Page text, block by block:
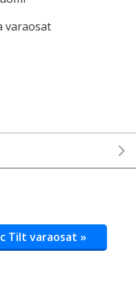
varaosat
Tilt varaosat »